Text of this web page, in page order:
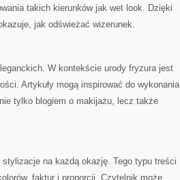
takich kierunków jak wet look. Dzięki
jak odświeżać wizerunek.
W kontekście urody fryzura jest
Artykuły mogą inspirować do wykonania
tylko blogiem o makijażu, lecz także
na każdą okazję. Tego typu treści
faktur i proporcji. Czytelnik może